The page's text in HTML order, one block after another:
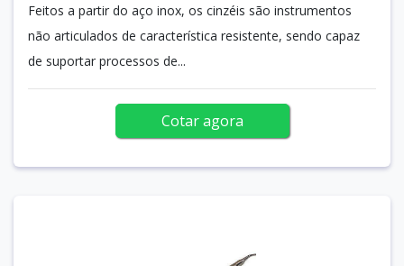
Feitos a partir do aço inox, os cinzéis são instrumentos
não articulados de característica resistente, sendo capaz
de suportar processos de...
Cotar agora